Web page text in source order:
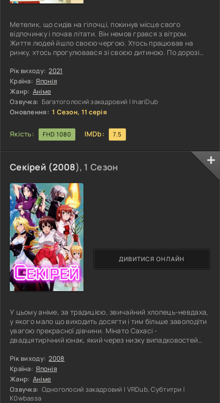
Метелик, що сидів на гілочці, покинув місце свого
відпочинку і почав літати. Він немов грався з вітром.
Життя людей йшло своєю чергою. Хтось працював на
ринку, хтось прогулювався зі своєю дитиною. По дорозі
розступитися. Маленька дитина запитала у батька, ким
були хлопчаки в червоному одязі. На очах дитини сталася
моторошна картина, як з дому витягли заревану жінку і
почали бити через помилку її чоловіка. Хлопчик
намагається втрутитися,
Рік виходу: 2021
Країна: Японія
Жанр: Аніме
Озвучка: Багатоголосий закадровий | InariDub
Оновлення: 1 Сезон, 11 серія
Якість: FHD 1080 IMDb: 7.5
Секірей (2008), 1 Сезон
У цьому аніме, за традицією, звичайний хлопець-невдаха,
у якого мало що виходить досягти і тим більше заволодіти
увагою прекрасної дівчини. Мінато Сахасі -
двадцятирічний юнак, який через низку випадковостей
не виділяється, ні розумово, ні тим більше фізично. Двічі
промахувався зі вступом до вузу і не міг скласти іспити.
Хоча його батьки були вченими і наділили своє дитя
цілком непоганим інтелектом. Засмучений через провал,
Мінато почав
Рік виходу: 2008
Країна: Японія
Жанр: Аніме
Озвучка: Одноголосий закадровий | VRDub, Субтитри |
K0wbassa
ДИВИТИСЯ ОНЛАЙН